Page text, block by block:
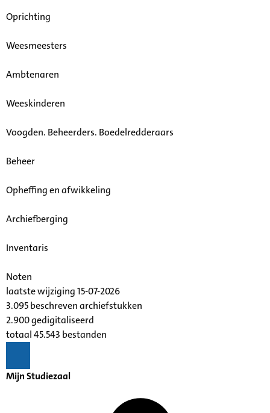
Oprichting
Weesmeesters
Ambtenaren
Weeskinderen
Voogden. Beheerders. Boedelredderaars
Beheer
Opheffing en afwikkeling
Archiefberging
Inventaris
Noten
laatste wijziging 15-07-2026
3.095 beschreven archiefstukken
2.900 gedigitaliseerd
totaal 45.543 bestanden
Mijn Studiezaal